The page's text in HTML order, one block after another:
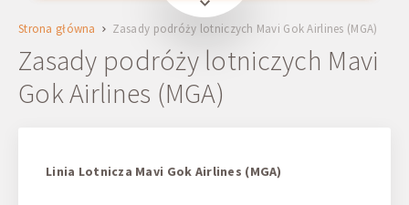
Do
Wylot
Strona główna Zasady podróży lotniczych Mavi Gok Airlines (MGA)
Zasady podróży lotniczych Mavi
Gok Airlines (MGA)
Linia Lotnicza Mavi Gok Airlines (MGA)